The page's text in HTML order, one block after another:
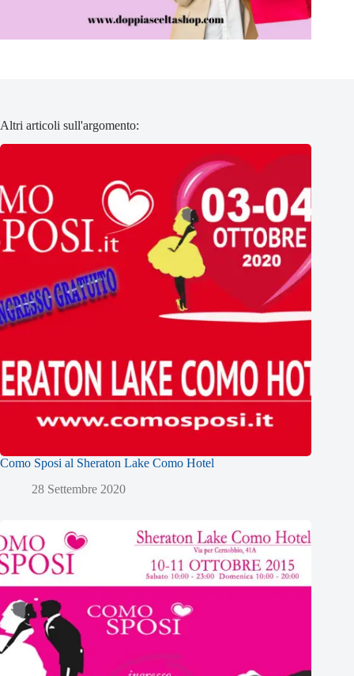
Altri articoli sull'argomento:
Como Sposi al Sheraton Lake Como Hotel
28 Settembre 2020